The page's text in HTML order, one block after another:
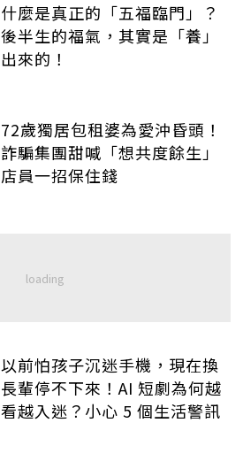
什麼是真正的「五福臨門」？
後半生的福氣，其實是「養」
出來的！
72歲獨居包租婆為愛沖昏頭！
詐騙集團甜喊「想共度餘生」
店員一招保住錢
以前怕孩子沉迷手機，現在換
長輩停不下來！AI 短劇為何越
看越入迷？小心 5 個生活警訊